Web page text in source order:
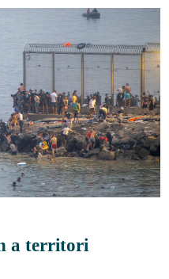
a territori